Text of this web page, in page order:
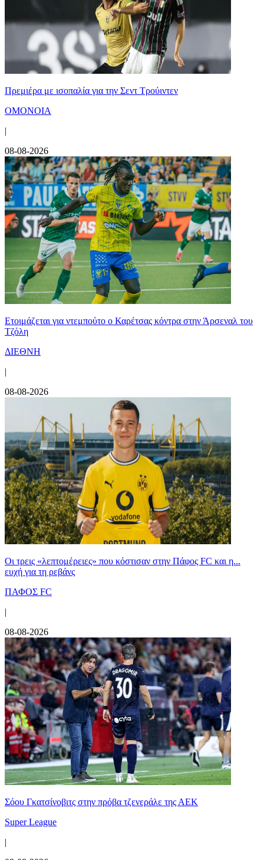
Πρεμιέρα με ισοπαλία για την Σεντ Τρούιντεν
ΟΜΟΝΟΙΑ
|
08-08-2026
Ετοιμάζεται για ντεμπούτο ο Καρέτσας κόντρα στην Άρσεναλ του
Τζόλη
ΔΙΕΘΝΗ
|
08-08-2026
Οι τρεις «λεπτομέρειες» που κόστισαν στην Πάφος FC και η...
ευχή για τη ρεβάνς
ΠΑΦΟΣ FC
|
08-08-2026
Σόου Γκατσίνοβιτς στην πρόβα τζενεράλε της ΑΕΚ
Super League
|